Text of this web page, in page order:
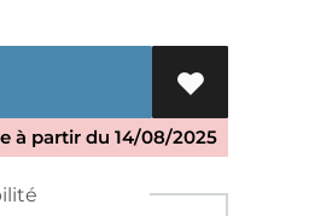
à partir du 14/08/2025